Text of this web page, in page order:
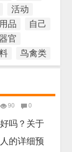
活动
品
自己
官
鸟禽类
90 0
吗？关于
的详细预